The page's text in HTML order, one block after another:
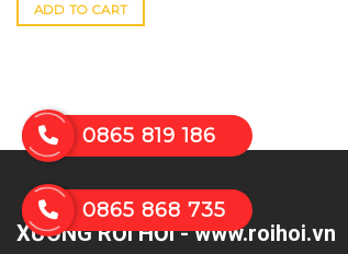
ADD TO CART
XƯỞNG RỐI HƠI - www.roihoi.vn
0865 819 186
0865 868 735